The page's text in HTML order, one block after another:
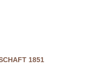
1851